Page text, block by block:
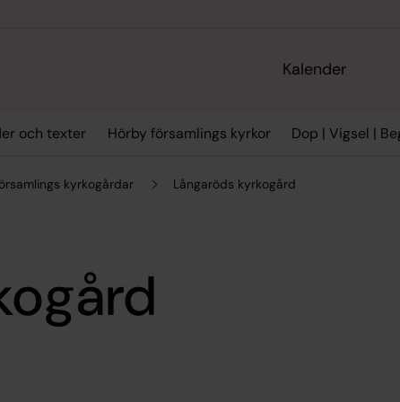
Kalender
och texter Hörby församlings kyrkor Dop | Vigsel |
kyrkogårdar Långaröds kyrkogård